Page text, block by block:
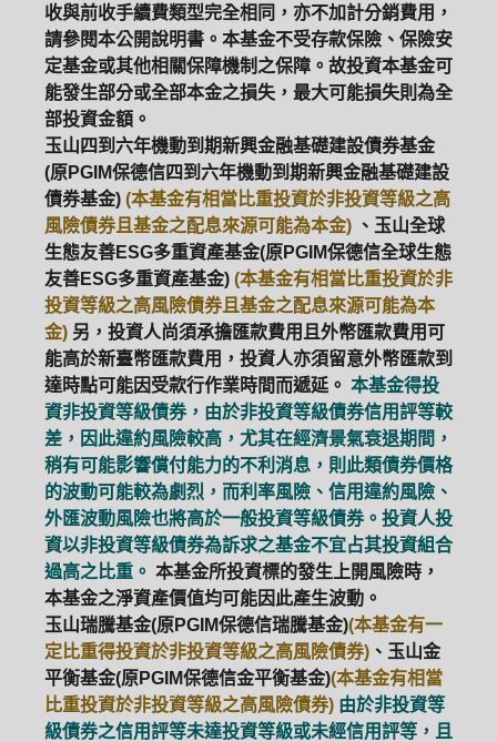
ETF 中國好時平衡 壽星優惠
醫療生化 中國品牌 0%手續費
基金申購 策略成長 拉丁美洲
大中華
收與前收手續費類型完全相同，亦不加計分銷費用，
請參閱本公開說明書。本基金不受存款保險、保險安
定基金或其他相關保障機制之保障。故投資本基金可
能發生部分或全部本金之損失，最大可能損失則為全
部投資金額。
玉山四到六年機動到期新興金融基礎建設債券基金
(原PGIM保德信四到六年機動到期新興金融基礎建設
債券基金) (本基金有相當比重投資於非投資等級之高
風險債券且基金之配息來源可能為本金) 、玉山全球
生態友善ESG多重資產基金(原PGIM保德信全球生態
友善ESG多重資產基金) (本基金有相當比重投資於非
投資等級之高風險債券且基金之配息來源可能為本
金) 另，投資人尚須承擔匯款費用且外幣匯款費用可
能高於新臺幣匯款費用，投資人亦須留意外幣匯款到
達時點可能因受款行作業時間而遞延。 本基金得投
資非投資等級債券，由於非投資等級債券信用評等較
差，因此違約風險較高，尤其在經濟景氣衰退期間，
稍有可能影響償付能力的不利消息，則此類債券價格
的波動可能較為劇烈，而利率風險、信用違約風險、
外匯波動風險也將高於一般投資等級債券。投資人投
資以非投資等級債券為訴求之基金不宜占其投資組合
過高之比重。 本基金所投資標的發生上開風險時，
本基金之淨資產價值均可能因此產生波動。
玉山瑞騰基金(原PGIM保德信瑞騰基金)(本基金有一
定比重得投資於非投資等級之高風險債券) 、玉山金
平衡基金(原PGIM保德信金平衡基金)(本基金有相當
比重投資於非投資等級之高風險債券) 由於非投資等
級債券之信用評等未達投資等級或未經信用評等，且